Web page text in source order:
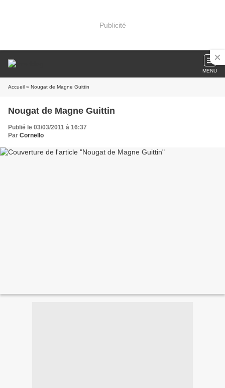
Publicité
MENU
Accueil » Nougat de Magne Guittin
Nougat de Magne Guittin
Publié le 03/03/2011 à 16:37
Par Cornello